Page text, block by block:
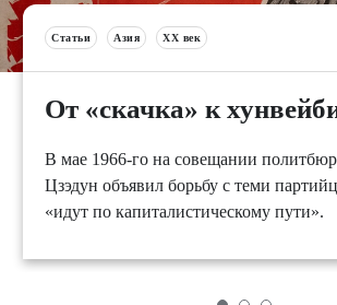
Статьи Азия XX век
От «скачка» к
В мае 1966-го на совещании
Цзэдун объявил борьбу с теми
«идут по капиталистическому пути».